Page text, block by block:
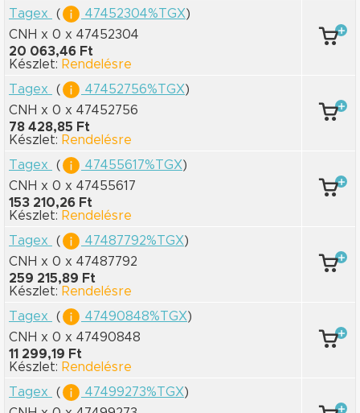
Tagex
( 47452304%TGX)
CNH x 0 x 47452304
20 063,46 Ft
Készlet: Rendelésre
Tagex
( 47452756%TGX)
CNH x 0 x 47452756
78 428,85 Ft
Készlet: Rendelésre
Tagex
( 47455617%TGX)
CNH x 0 x 47455617
153 210,26 Ft
Készlet: Rendelésre
Tagex
( 47487792%TGX)
CNH x 0 x 47487792
259 215,89 Ft
Készlet: Rendelésre
Tagex
( 47490848%TGX)
CNH x 0 x 47490848
11 299,19 Ft
Készlet: Rendelésre
Tagex
( 47499273%TGX)